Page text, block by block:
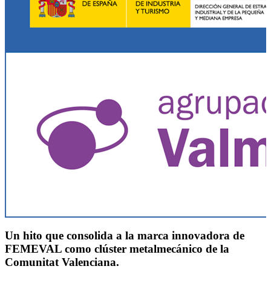
Un hito que consolida a la marca innovadora de
FEMEVAL como clúster metalmecánico de la
Comunitat Valenciana.